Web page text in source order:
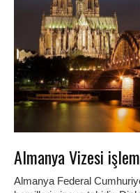
Almanya Vizesi
Almanya Federal